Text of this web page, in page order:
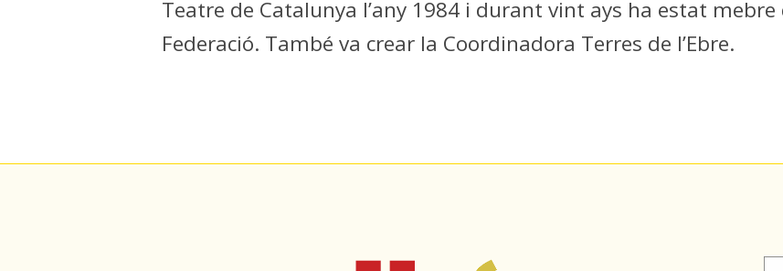
Teatre de Catalunya l’any 1984 i durant vint ays ha estat
Federació. També va crear la Coordinadora Terres de l’Ebre.